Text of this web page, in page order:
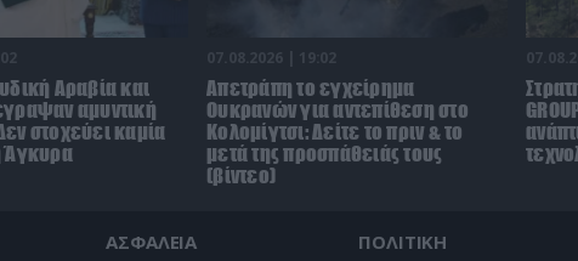
Αραβία και
αμυντική
στοχεύει καμία
Άγκυρα
07.08.2026 | 19:02
Απετράπη το εγχείρημα
Ουκρανών για αντεπίθεση στο
Κολομίγτσι: Δείτε το πριν & το
μετά της προσπάθειάς τους
(βίντεο)
ΑΣΦΑΛΕΙΑ ΠΟΛΙΤΙΚΗ